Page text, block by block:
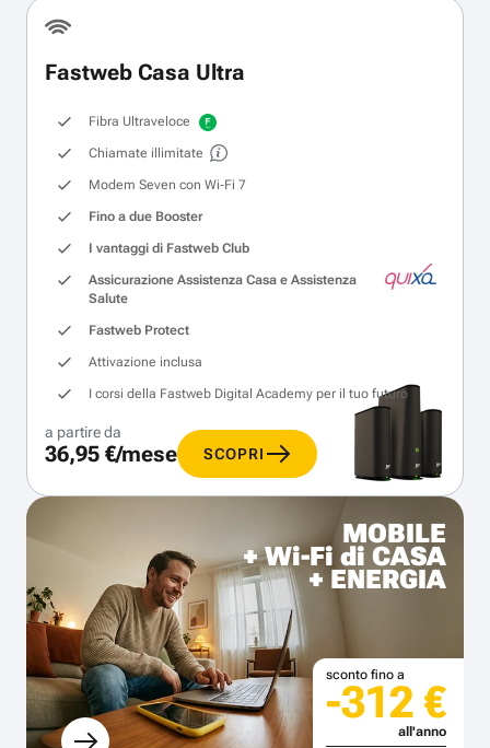
Fastweb Casa Ultra
Fibra Ultraveloce
Chiamate illimitate
Modem Seven con Wi‑Fi 7
Fino a due Booster
I vantaggi di Fastweb Club
Assicurazione Assistenza Casa e Assistenza
Salute
Fastweb Protect
Attivazione inclusa
I corsi della Fastweb Digital Academy per il tuo futuro
a partire da
36,95 €/mese SCOPRI
MOBILE
+ Wi-Fi di CASA
+ ENERGIA
sconto fino a
-312 €
all'anno